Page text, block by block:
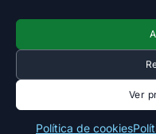
Ver
Política de cookies